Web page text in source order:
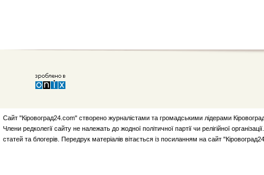
Сайт "Кіровоград24.com" створено журналістами та громадськими лідерами
Члени редколегії сайту не належать до жодної політичної партії чи релігійної
статей та блогерів. Передрук матеріалів вітається із посиланням на сайт